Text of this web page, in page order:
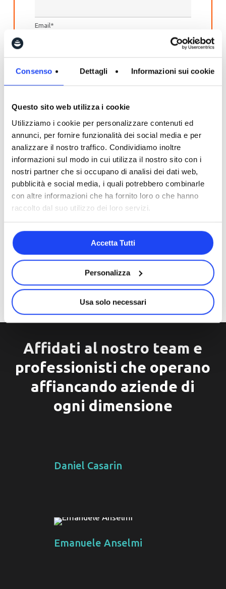
Consenso Dettagli Informazioni sui cookie
Questo sito web utilizza i cookie
Utilizziamo i cookie per personalizzare contenuti ed
annunci, per fornire funzionalità dei social media e per
analizzare il nostro traffico. Condividiamo inoltre
informazioni sul modo in cui utilizza il nostro sito con i
nostri partner che si occupano di analisi dei dati web,
pubblicità e social media, i quali potrebbero combinarle
con altre informazioni che ha fornito loro o che hanno
raccolto dal suo utilizzo dei loro servizi.
Accetta Tutti
Personalizza
Usa solo necessari
Email*
Voglio ricevere materiale informativo e
aggiornamenti su nuovi eventi.
*
Consento a LAB di conservare e processare i miei
dati personali.*
Se non ci consentirai di gestire i tuoi dati, non
saremo in grado di inviarti le risorse richieste
Potrai cambiare le tue preferenze di iscrizione in
qualsiasi momento. Per maggiori informazioni su
come cancellare o modificare la tua iscrizione e le
nostre procedure di raccolta e gestione dei dati,
Affidati al nostro team e
professionisti che operano
affiancando aziende di
ogni dimensione
Daniel Casarin
Emanuele Anselmi